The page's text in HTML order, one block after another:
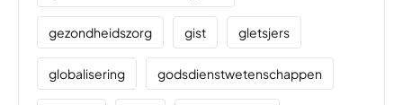
gezondheidszorg gist gletsjers
globalisering godsdienstwetenschappen